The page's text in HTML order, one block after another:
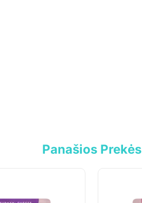
Panašios Prekės